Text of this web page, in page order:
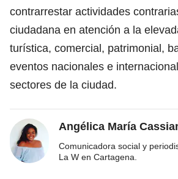
contrarrestar actividades
ciudadana en atención a la
turística, comercial, patrimonial,
eventos nacionales e
sectores de la ciudad.
Angélica María
Comunicadora social y
La W en Cartagena.